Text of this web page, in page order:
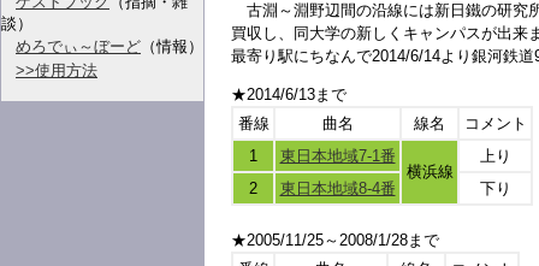
談）
めろでぃ～ぼーど （情報）
>>使用方法
古淵～淵野辺間の沿線には新日鐵の研究
買収し、同大学の新しくキャンパスが出来
最寄り駅にちなんで2014/6/14より銀河鉄
★2014/6/13まで
番線
曲名 線名
コメント
1
東日本地域7-1番
横浜線
上り
2
東日本地域8-4番 下り
★2005/11/25～2008/1/28まで